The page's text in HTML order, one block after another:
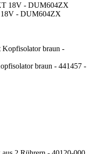
18V - DUM604ZX
braun - 441457 -